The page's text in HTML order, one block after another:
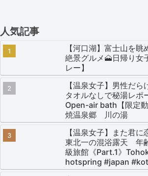
人気記事
【河口湖】富士山を眺
絶景グルメ🗻日帰り女
レー】
【温泉女子】男性だら
タオルなしで秘湯レ
Open-air bath【限定
焼温泉郷 川の湯
【温泉女子】また君に
東北一の混浴露天 年
級旅館《Part.1》
hotspring #japan